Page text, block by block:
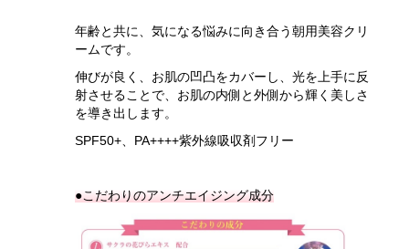
年齢と共に、気になる悩みに向き合う朝用美容クリ
ームです。
伸びが良く、お肌の凹凸をカバーし、光を上手に反
射させることで、お肌の内側と外側から輝く美しさ
を導き出します。
SPF50+、PA++++紫外線吸収剤フリー
●こだわりのアンチエイジング成分